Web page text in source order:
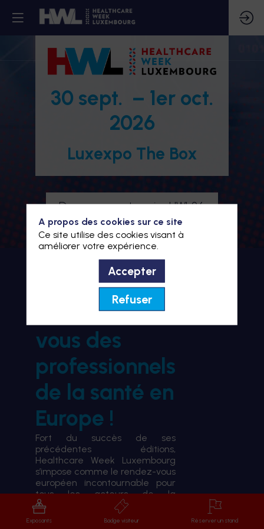
30 sept. – 1er oct.
2026
Luxexpo The Box
Devenez partenaire HWL26
Je m'inscris à HWL26
BIENVENUE À HWL26
le rendez-
vous des
professionnels
de la santé en
Europe !
Fort du succès de ses
précédentes éditions,
Healthcare Week Luxembourg
s’impose comme le rendez-vous
européen incontournable pour
tous les acteurs de la
transformation du système de
santé.
Exposants Badge visiteur Réserver un stand
A propos des cookies sur ce site
Ce site utilise des cookies visant à
améliorer votre expérience.
Accepter
Refuser